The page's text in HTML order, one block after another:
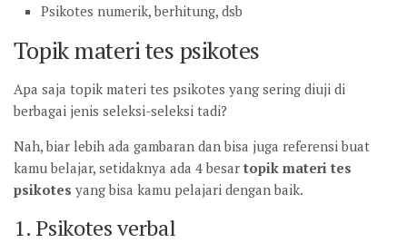
Psikotes numerik, berhitung, dsb
Topik materi tes psikotes
Apa saja topik materi tes psikotes yang sering diuji di
berbagai jenis seleksi-seleksi tadi?
Nah, biar lebih ada gambaran dan bisa juga referensi buat
kamu belajar, setidaknya ada 4 besar topik materi tes
psikotes yang bisa kamu pelajari dengan baik.
1. Psikotes verbal